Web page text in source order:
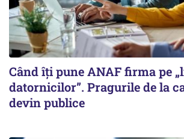
Când îți pune ANAF firma pe
datornicilor”. Pragurile de la
devin publice